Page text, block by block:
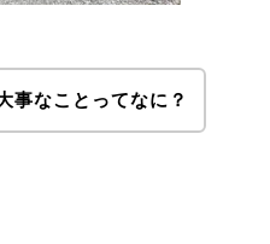
事なことってなに？